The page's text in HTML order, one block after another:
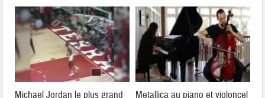
Michael Jordan le plus grand Metallica au piano et violoncel